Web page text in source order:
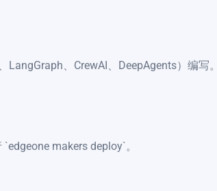
、CrewAI、DeepAgents）编写。
makers deploy`。